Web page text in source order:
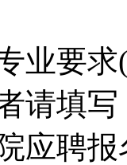
业要
请填
应聘